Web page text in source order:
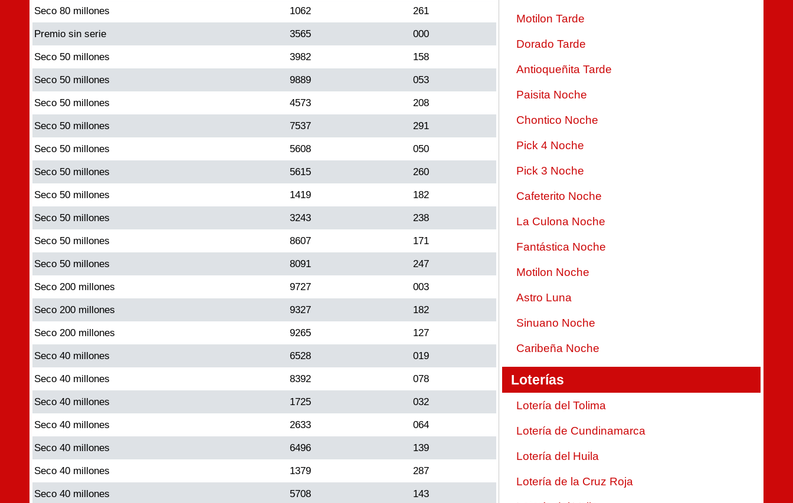
Seco 80 millones 1062 261
Premio sin serie 3565 000
Seco 50 millones 3982 158
Seco 50 millones 9889 053
Seco 50 millones 4573 208
Seco 50 millones 7537 291
Seco 50 millones 5608 050
Seco 50 millones 5615 260
Seco 50 millones 1419 182
Seco 50 millones 3243 238
Seco 50 millones 8607 171
Seco 50 millones 8091 247
Seco 200 millones 9727 003
Seco 200 millones 9327 182
Seco 200 millones 9265 127
Seco 40 millones 6528 019
Seco 40 millones 8392 078
Seco 40 millones 1725 032
Seco 40 millones 2633 064
Seco 40 millones 6496 139
Seco 40 millones 1379 287
Seco 40 millones 5708 143
Motilon Tarde
Dorado Tarde
Antioqueñita Tarde
Paisita Noche
Chontico Noche
Pick 4 Noche
Pick 3 Noche
Cafeterito Noche
La Culona Noche
Fantástica Noche
Motilon Noche
Astro Luna
Sinuano Noche
Caribeña Noche
Loterías
Lotería del Tolima
Lotería de Cundinamarca
Lotería del Huila
Lotería de la Cruz Roja